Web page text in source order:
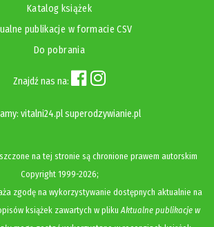
Katalog książek
publikacje w formacie CSV
Do pobrania
Znajdź nas na:
vitalni24.pl superodzywianie.pl
na tej stronie są chronione prawem autorskim
Copyright1999-2026;
zgodę na wykorzystywanie dostępnych aktualnie na
książek zawartych w plikuAktualne publikacje w